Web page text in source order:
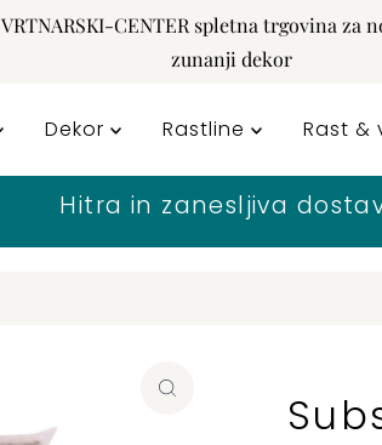
VRTNARSKI-CENTER spletna trgovina za
zunanji dekor
Dekor Rastline Rast
Hitra in zanesljiva